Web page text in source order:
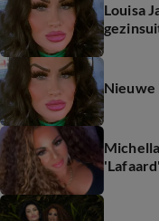
Louisa
Nieuwe
'Lafaard'